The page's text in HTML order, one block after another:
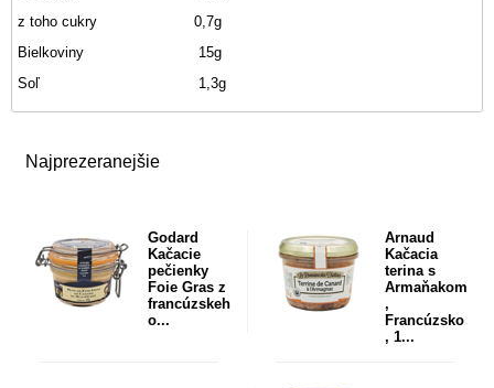
Najprezeranejšie
Godard
Kačacie
pečienky
Foie Gras z
francúzskeh
o...
Arnaud
Kačacia
terina s
Armaňakom
,
Francúzsko
, 1...
z toho cukry 0,7g
Bielkoviny 15g
Soľ 1,3g